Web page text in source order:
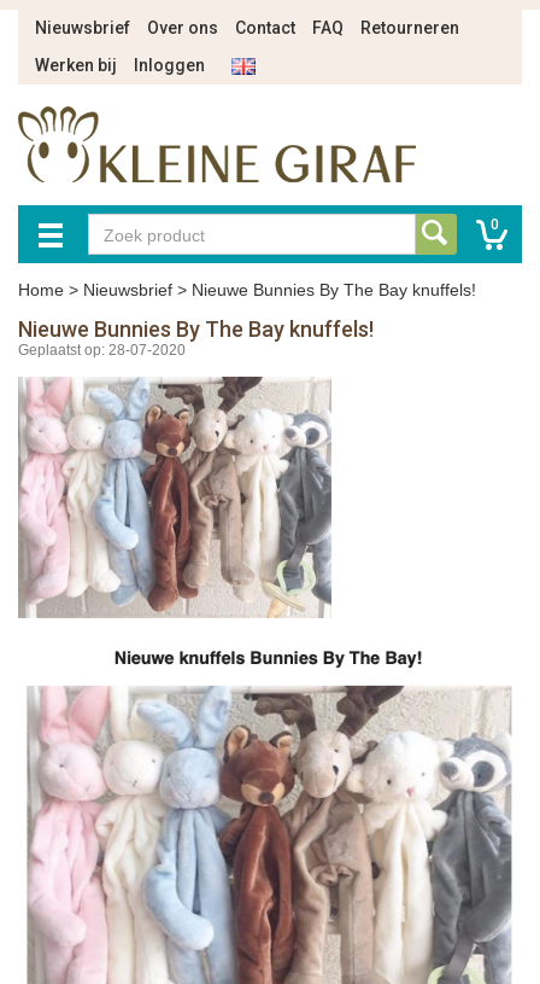
Nieuwsbrief Over ons Contact FAQ
Retourneren
Werken bij
Inloggen
0
Home > Nieuwsbrief > Nieuwe Bunnies By The Bay knuffels!
Nieuwe Bunnies By The Bay knuffels!
Geplaatst op: 28-07-2020